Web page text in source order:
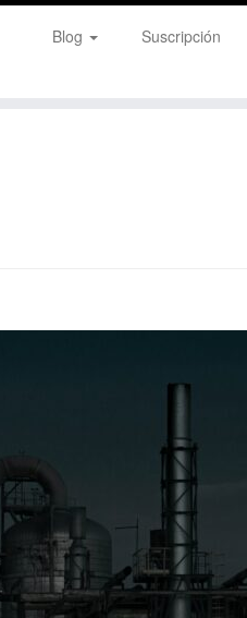
Blog Suscripción